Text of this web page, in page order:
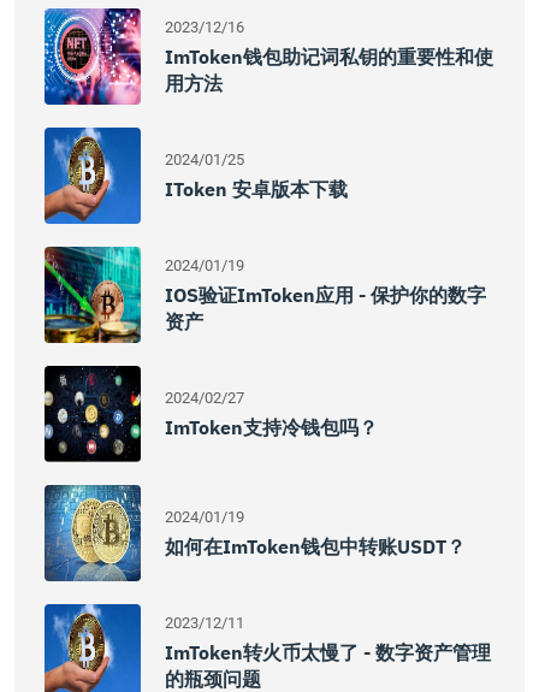
2023/12/16
ImToken钱包助记词私钥的重要性和使
用方法
2024/01/25
IToken 安卓版本下载
2024/01/19
IOS验证imToken应用 - 保护你的数字
资产
2024/02/27
ImToken支持冷钱包吗？
2024/01/19
如何在imToken钱包中转账USDT？
2023/12/11
ImToken转火币太慢了 - 数字资产管理
的瓶颈问题